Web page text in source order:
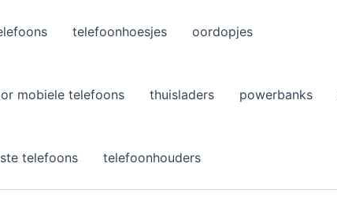
telefoonhoesjes oordopjes
mobiele telefoons thuisladers powerbanks
telefoons telefoonhouders